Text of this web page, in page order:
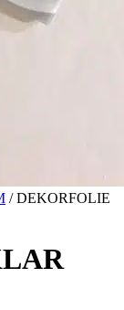
/ DEKORFOLIE